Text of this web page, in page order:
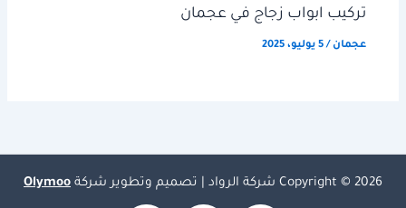
تركيب ابواب زجاج في عجمان
عجمان /5 يوليو، 2025
Copyright © 2026 شركة الرواد | تصميم وتطوير شركة Olymoo